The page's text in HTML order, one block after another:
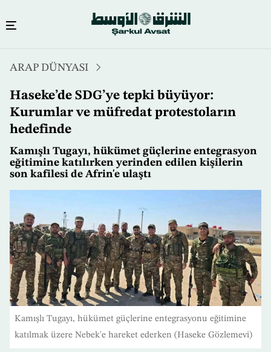
atla
ARAP DÜNYASI
Haseke’de SDG’ye tepki büyüyor:
Kurumlar ve müfredat protestoların
hedefinde
Kamışlı Tugayı, hükümet güçlerine entegrasyon
eğitimine katılırken yerinden edilen kişilerin
son kafilesi de Afrin'e ulaştı
Kamışlı Tugayı, hükümet güçlerine entegrasyonu eğitimine
katılmak üzere Nebek'e hareket ederken (Haseke Gözlemevi)